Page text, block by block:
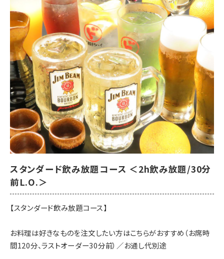
※コース写真はイメージです
※選べる鍋／選べる鍋〆の場合はご予約時にご希望をお伝えくだ
さい
■プレミアム飲み放題付き（お席時間120分、ラストオーダー30分
前）
■お料理内容
【先付】牛すじ煮込み
【前菜】ゆず塩枝豆、鶏皮ポン酢、クリームチーズわさび醤油漬け
【鶏刺身】九州産 鶏の炙りタタキ 宴会盛り
【菜物】蒸し鶏と豆富の胡麻ドレサラダ
【揚物】宮崎名物チキン南蛮 自家製タルタルソース
【箸休】鶏屋の海鮮チヂミ
【鍋】特製鶏塩鍋 or 濃厚水炊き or 博多醤油もつ鍋
【〆】ラーメン or 雑炊
【甘味】季節の甘味
【開催期間】2026年7月20日～
【来店時間】16時00分～23時15分
スタンダード飲み放題コース ＜2h飲み放題/30分
前L.O.＞
【スタンダード飲み放題コース】
お料理は好きなものを注文したい方はこちらがおすすめ（お席時
間120分、ラストオーダー30分前）／お通し代別途